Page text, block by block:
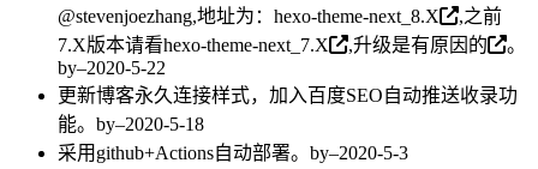
@stevenjoezhang,地址为： hexo-theme-next_8.X
,之前
7.X版本请看hexo-theme-next_7.X ,升级是有原因的
。
by–2020-5-22
更新博客永久连接样式，加入百度SEO自动推送收录功
能。by–2020-5-18
采用github+Actions自动部署。by–2020-5-3